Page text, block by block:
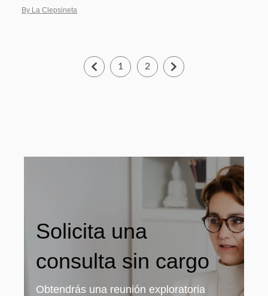
By La Clepsineta
1 2
Solicita una
consulta sin cargo
Obtendrás una reunión exploratoria